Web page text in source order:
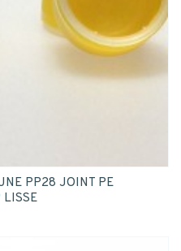
PP28 JOINT PE
LISSE